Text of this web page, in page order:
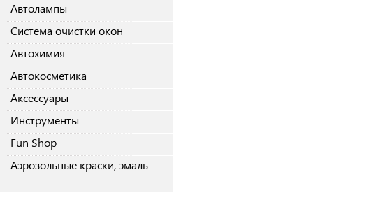
Автолампы
Система очистки окон
Автохимия
Автокосметика
Аксессуары
Инструменты
Fun Shop
Аэрозольные краски, эмаль